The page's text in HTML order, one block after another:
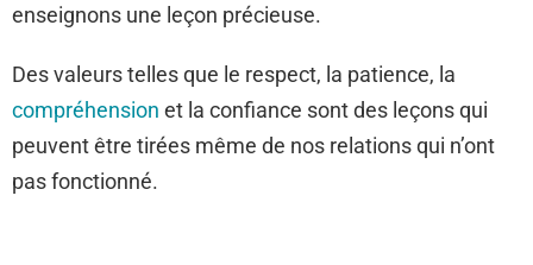
enseignons une leçon précieuse.
Des valeurs telles que le respect, la patience, la
compréhension et la confiance sont des leçons qui
peuvent être tirées même de nos relations qui n’ont
pas fonctionné.